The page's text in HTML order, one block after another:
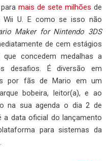
paramais de sete milhões de
Wii U. E como se isso não
Maker for Nintendo 3DS
de cem estágios
concedem medalhas a
desafios. É diversão em
por fãs de Mario em um
bobeira, leitor(a), e ao
na sua agenda o dia 2 de
a data oficial do lançamento
para sistemas da